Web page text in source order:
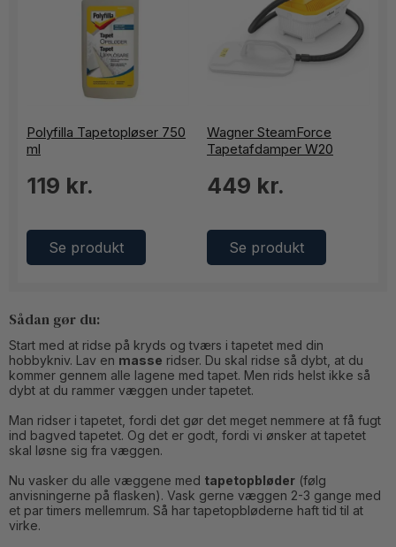
Polyfilla Tapetopløser 750
ml
119 kr.
Se produkt
Wagner SteamForce
Tapetafdamper W20
449 kr.
Se produkt
Sådan gør du:
Start med at ridse på kryds og tværs i tapetet med din
hobbykniv. Lav en masse ridser. Du skal ridse så dybt, at du
kommer gennem alle lagene med tapet. Men rids helst ikke så
dybt at du rammer væggen under tapetet.
Man ridser i tapetet, fordi det gør det meget nemmere at få fugt
ind bagved tapetet. Og det er godt, fordi vi ønsker at tapetet
skal løsne sig fra væggen.
Nu vasker du alle væggene med tapetopbløder (følg
anvisningerne på flasken). Vask gerne væggen 2-3 gange med
et par timers mellemrum. Så har tapetopbløderne haft tid til at
virke.